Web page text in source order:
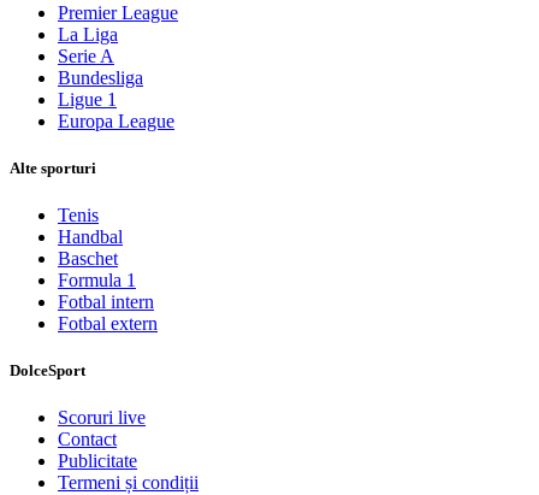
Premier League
La Liga
Serie A
Bundesliga
Ligue 1
Europa League
Alte sporturi
Tenis
Handbal
Baschet
Formula 1
Fotbal intern
Fotbal extern
DolceSport
Scoruri live
Contact
Publicitate
Termeni și condiții
Câteva cookies pentru o experiență mai
bună